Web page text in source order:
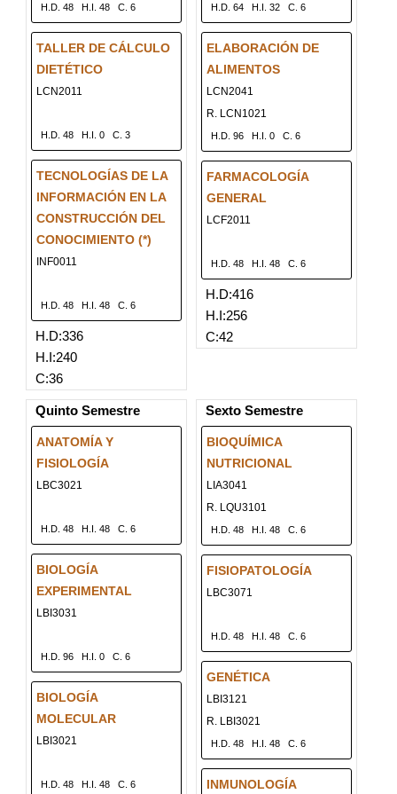
H.D. 48 H.I. 48 C. 6
TALLER DE CÁLCULO
DIETÉTICO
LCN2011
H.D. 48 H.I. 0 C. 3
TECNOLOGÍAS DE LA
INFORMACIÓN EN LA
CONSTRUCCIÓN DEL
CONOCIMIENTO (*)
INF0011
H.D. 48 H.I. 48 C. 6
H.D:336
H.I:240
C:36
H.D. 64 H.I. 32 C. 6
ELABORACIÓN DE
ALIMENTOS
LCN2041
R. LCN1021
H.D. 96 H.I. 0 C. 6
FARMACOLOGÍA
GENERAL
LCF2011
H.D. 48 H.I. 48 C. 6
H.D:416
H.I:256
C:42
Quinto Semestre
ANATOMÍA Y
FISIOLOGÍA
LBC3021
H.D. 48 H.I. 48 C. 6
BIOLOGÍA
EXPERIMENTAL
LBI3031
H.D. 96 H.I. 0 C. 6
BIOLOGÍA
MOLECULAR
LBI3021
H.D. 48 H.I. 48 C. 6
Sexto Semestre
BIOQUÍMICA
NUTRICIONAL
LIA3041
R. LQU3101
H.D. 48 H.I. 48 C. 6
FISIOPATOLOGÍA
LBC3071
H.D. 48 H.I. 48 C. 6
GENÉTICA
LBI3121
R. LBI3021
H.D. 48 H.I. 48 C. 6
INMUNOLOGÍA